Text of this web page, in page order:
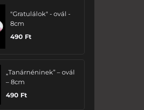
"Gratulálok" - ovál -
8cm
490 Ft
„Tanárnéninek” – ovál
– 8cm
490 Ft